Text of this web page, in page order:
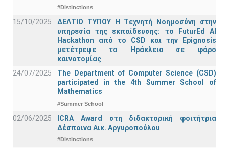
#Distinctions
15/10/2025
ΔΕΛΤΙΟ ΤΥΠΟΥ H Tεχνητή Νοημοσύνη στην
υπηρεσία της εκπαίδευσης: το FuturEd AI
Hackathon από το CSD και την Epignosis
μετέτρεψε το Ηράκλειο σε φάρο
καινοτομίας
24/07/2025
The Department of Computer Science (CSD)
participated in the 4th Summer School of
Mathematics
#Summer School
02/06/2025
ICRA Award στη διδακτορική φοιτήτρια
Δέσποινα Αικ. Αργυροπούλου
#Distinctions